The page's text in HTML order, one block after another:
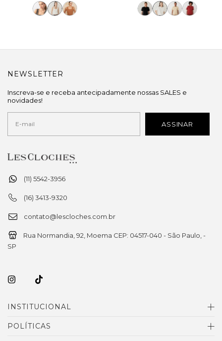
(11) 5542-3956
(16) 3413-9320
contato@lescloches.com.br
Rua Normandia, 92, Moema CEP: 04517-040 - São Paulo, -
SP
INSTITUCIONAL
POLÍTICAS
NEWSLETTER
Inscreva-se e receba antecipadamente nossas SALES e
novidades!